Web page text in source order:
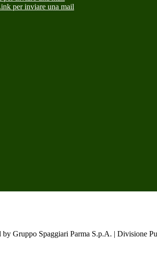
per inviare una mail
Gruppo Spaggiari Parma S.p.A. | Divisione